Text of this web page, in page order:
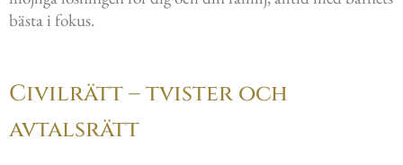
bästa i fokus.
Civilrätt – tvister och
avtalsrätt